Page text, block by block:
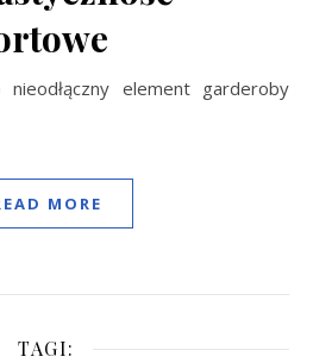
nieodłączny element garderoby
MORE
TAGI: